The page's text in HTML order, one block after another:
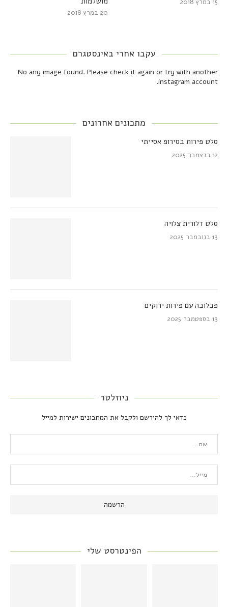
20 במרץ 2018
15 במרץ 2018
עקבו אחרי באינסטגרם
No any image found. Please check it again or try with another
instagram account.
מתכונים אחרונים
סלט פירות בסירופ אסייתי
12 בדצמבר 2025
סלט דלורית צלויה
13 בנובמבר 2025
פבלובה עם פירות ירוקים
13 בספטמבר 2025
ניוזלטר
כדאי לך להירשם ולקבל את המתכונים ישירות למייל
הפינטרסט שלי